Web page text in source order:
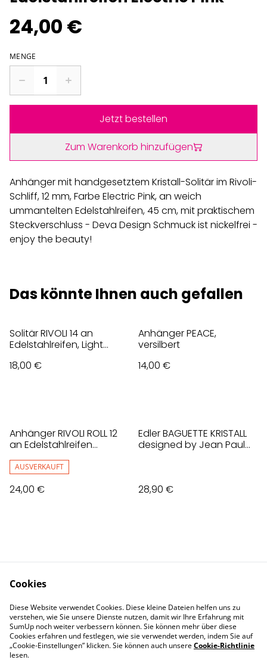
24,00 €
MENGE
Jetzt bestellen
Zum Warenkorb hinzufügen
Anhänger mit handgesetztem Kristall-Solitär im Rivoli-
Schliff, 12 mm, Farbe Electric Pink, an weich
ummantelten Edelstahlreifen, 45 cm, mit praktischem
Steckverschluss - Deva Design Schmuck ist nickelfrei -
enjoy the beauty!
Das könnte Ihnen auch gefallen
Solitär RIVOLI 14 an
Edelstahlreifen, Light
18,00 €
Anhänger PEACE,
versilbert
14,00 €
Anhänger RIVOLI ROLL 12
an Edelstahlreifen
AUSVERKAUFT
24,00 €
Edler BAGUETTE KRISTALL
designed by Jean Paul
28,90 €
Privacy Policy
Cookie Policy
Impressum
Cookies
Diese Website verwendet Cookies. Diese kleine Dateien helfen uns zu
verstehen, wie Sie unsere Dienste nutzen, damit wir Ihre Erfahrung mit
SumUp noch weiter verbessern können. Sie können mehr über diese
Cookies erfahren und festlegen, wie sie verwendet werden, indem Sie auf
„Cookie-Einstellungen” klicken. Sie können auch unsereCookie-Richtlinie
lesen.